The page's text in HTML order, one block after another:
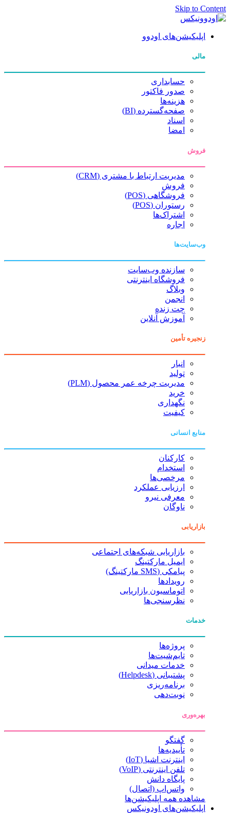
Skip to Content
اپلیکیشن‌های اودوو
مالی
حسابداری
صدور فاکتور
هزینه‌ها
صفحه‌گسترده (BI)
اسناد
امضا
فروش
مدیریت ارتباط با مشتری (CRM)
فروش
فروشگاهی (POS)
رستوران (POS)
اشتراک‌ها
اجاره
وب‌سایت‌ها
سازنده وب‌سایت
فروشگاه اینترنتی
وبلاگ
انجمن
چت زنده
آموزش آنلاین
زنجیره تأمین
انبار
تولید
مدیریت چرخه عمر محصول (PLM)
خرید
نگهداری
کیفیت
منابع انسانی
کارکنان
استخدام
مرخصی‌ها
ارزیابی عملکرد
معرفی نیرو
ناوگان
بازاریابی
بازاریابی شبکه‌های اجتماعی
ایمیل مارکتینگ
پیامکی (SMS مارکتینگ)
رویدادها
اتوماسیون بازاریابی
نظرسنجی‌ها
خدمات
پروژه‌ها
تایم‌شیت‌ها
خدمات میدانی
پشتیبانی (Helpdesk)
برنامه‌ریزی
نوبت‌دهی
بهره‌وری
گفتگو
تأییدیه‌ها
اینترنت اشیا (IoT)
تلفن اینترنتی (VoIP)
پایگاه دانش
واتس‌اپ (اتصال)
مشاهده همه اپلیکیشن‌ها
اپلیکیشن‌های اودونیکس